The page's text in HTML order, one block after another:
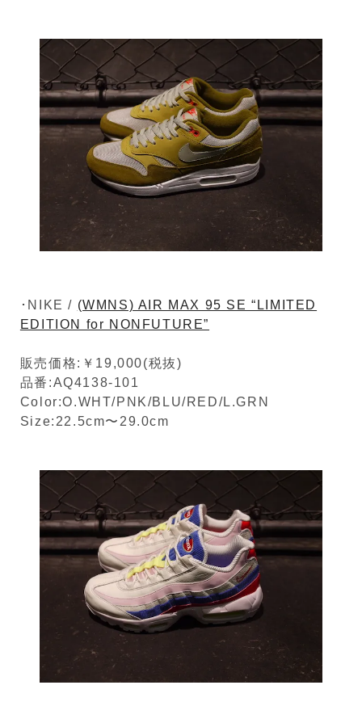
･NIKE / (WMNS) AIR MAX 95 SE “LIMITED
EDITION for NONFUTURE”
販売価格:￥19,000(税抜)
品番:AQ4138-101
Color:O.WHT/PNK/BLU/RED/L.GRN
Size:22.5cm〜29.0cm